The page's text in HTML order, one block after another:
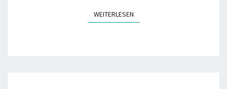
WEITERLESENWEITERLESEN